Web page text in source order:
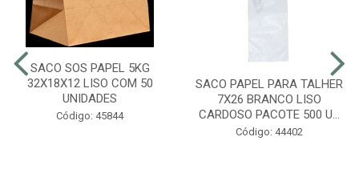
SACO SOS PAPEL 5KG
32X18X12 LISO COM 50
UNIDADES
Código: 45844
SACO PAPEL PARA TALHER
7X26 BRANCO LISO
CARDOSO PACOTE 500 U...
Código: 44402